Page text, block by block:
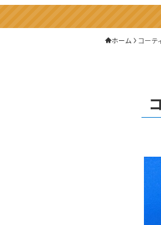
ホーム コーテ